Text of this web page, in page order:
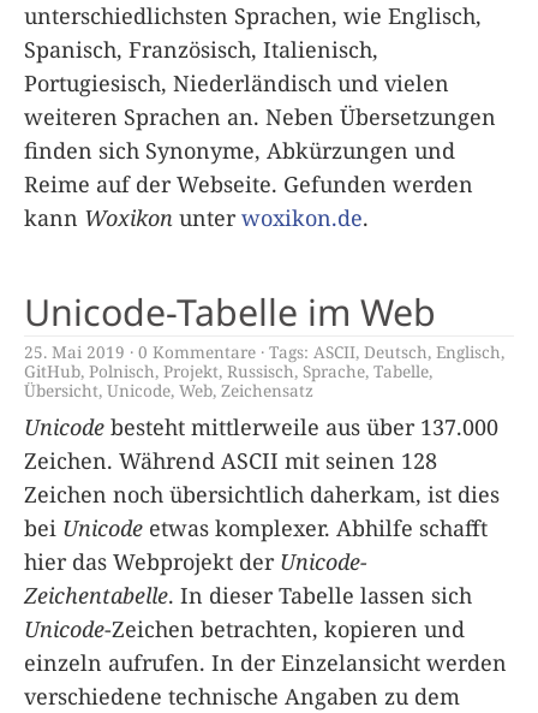
unterschiedlichsten Sprachen, wie Englisch,
Spanisch, Französisch, Italienisch,
Portugiesisch, Niederländisch und vielen
weiteren Sprachen an. Neben Übersetzungen
finden sich Synonyme, Abkürzungen und
Reime auf der Webseite. Gefunden werden
kann Woxikon unterwoxikon.de.
Unicode-Tabelle im Web
25. Mai 2019 0 Kommentare Tags: ASCII, Deutsch, Englisch,
GitHub, Polnisch, Projekt, Russisch, Sprache, Tabelle,
Übersicht, Unicode, Web, Zeichensatz
Unicode besteht mittlerweile aus über 137.000
Zeichen. Während ASCII mit seinen 128
Zeichen noch übersichtlich daherkam, ist dies
bei Unicode etwas komplexer. Abhilfe schafft
hier das Webprojekt der Unicode-
Zeichentabelle. In dieser Tabelle lassen sich
Unicode-Zeichen betrachten, kopieren und
einzeln aufrufen. In der Einzelansicht werden
verschiedene technische Angaben zu dem